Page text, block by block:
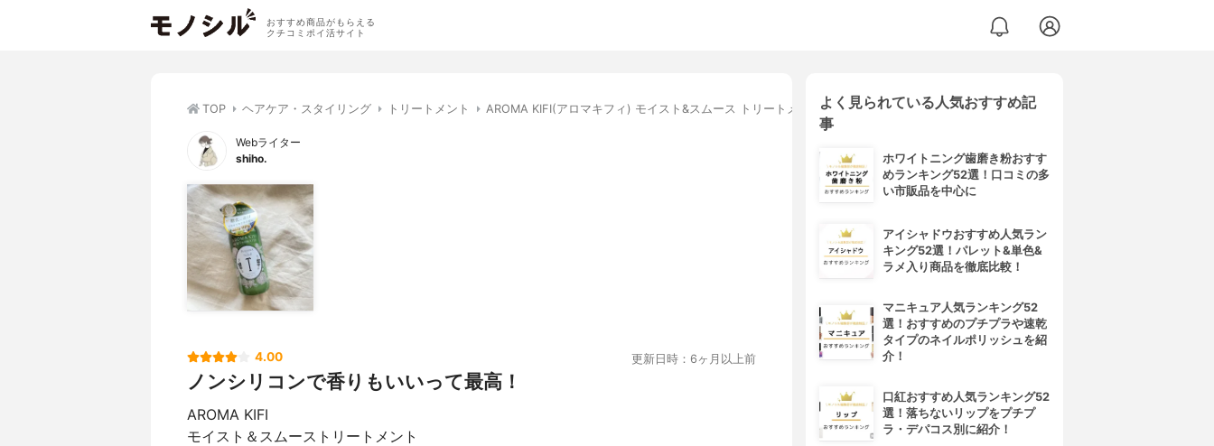
おすすめ商品がもらえる
クチコミポイ活サイト
TOP ヘアケア・スタイリング トリートメント AROMA KIFI(アロマキフィ) モイスト&スムース トリートメント
Webライター
shiho.
4.00 更新日時：6ヶ月以上前
ノンシリコンで香りもいいって最高！
AROMA KIFI
モイスト＆スムーストリートメント
よく見られている人気おすすめ記
事
ホワイトニング歯磨き粉おすす
めランキング52選！口コミの多
い市販品を中心に
アイシャドウおすすめ人気ラン
キング52選！パレット&単色&
ラメ入り商品を徹底比較！
マニキュア人気ランキング52
選！おすすめのプチプラや速乾
タイプのネイルポリッシュを紹
介！
口紅おすすめ人気ランキング52
選！落ちないリップをプチプ
ラ・デパコス別に紹介！